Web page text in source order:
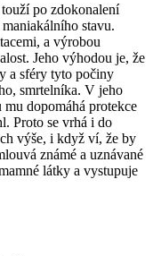
po zdokonalení
stavu.
a výrobou
Jeho výhodou je, že
a sféry tyto počiny
smrtelníka. V jeho
dopomáhá protekce
Proto se vrhá i do
výše, i když ví, že by
známé a uznávané
látky a vystupuje